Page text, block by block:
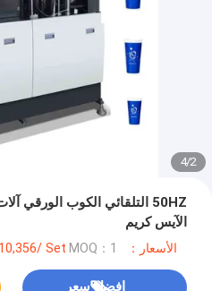
2
/
4
الآيس كريم
الأسعار：USD$ 10,356/ Set MOQ：1 مجموعة
افضل سعر